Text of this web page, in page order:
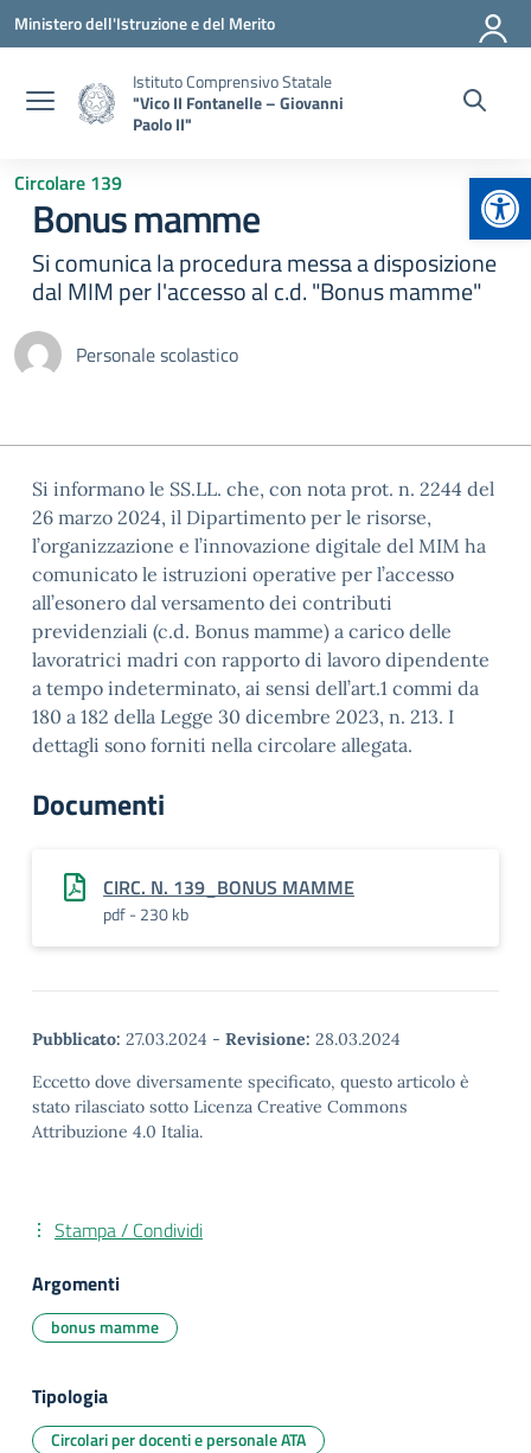
Vai ai contenuti
Vai al menu di navigazione
Vai al footer
Ministero dell'Istruzione e del Merito
Istituto Comprensivo Statale
"Vico II Fontanelle – Giovanni
Paolo II"
Circolare 139
Bonus mamme
Si comunica la procedura messa a disposizione
dal MIM per l'accesso al c.d. "Bonus mamme"
Personale scolastico
Si informano le SS.LL. che, con nota prot. n. 2244 del
26 marzo 2024, il Dipartimento per le risorse,
l’organizzazione e l’innovazione digitale del MIM ha
comunicato le istruzioni operative per l’accesso
all’esonero dal versamento dei contributi
previdenziali (c.d. Bonus mamme) a carico delle
lavoratrici madri con rapporto di lavoro dipendente
a tempo indeterminato, ai sensi dell’art.1 commi da
180 a 182 della Legge 30 dicembre 2023, n. 213. I
dettagli sono forniti nella circolare allegata.
Documenti
CIRC. N. 139_BONUS MAMME
pdf - 230 kb
Pubblicato: 27.03.2024 - Revisione: 28.03.2024
Eccetto dove diversamente specificato, questo articolo è
stato rilasciato sotto Licenza Creative Commons
Attribuzione 4.0 Italia.
Stampa / Condividi
Argomenti
bonus mamme
Tipologia
Circolari per docenti e personale ATA